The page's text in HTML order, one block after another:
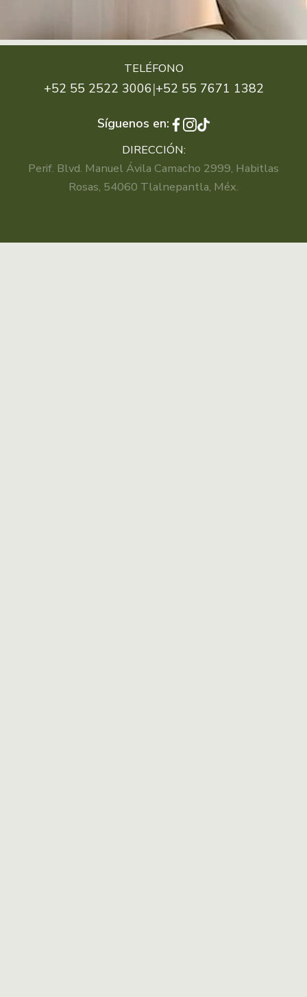
TELÉFONO
+52 55 2522 3006|+52 55 7671 1382
Síguenos en:
DIRECCIÓN:
Perif. Blvd. Manuel Ávila Camacho 2999, Habitlas
Rosas, 54060 Tlalnepantla, Méx.